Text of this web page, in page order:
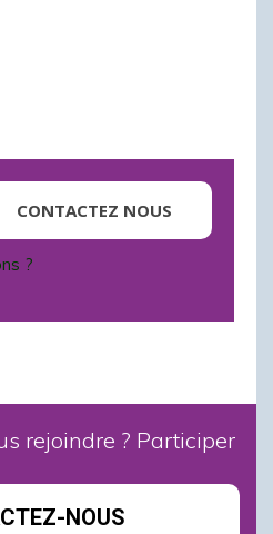
CONTACTEZ NOUS
?
rejoindre ? Participer
NOUS